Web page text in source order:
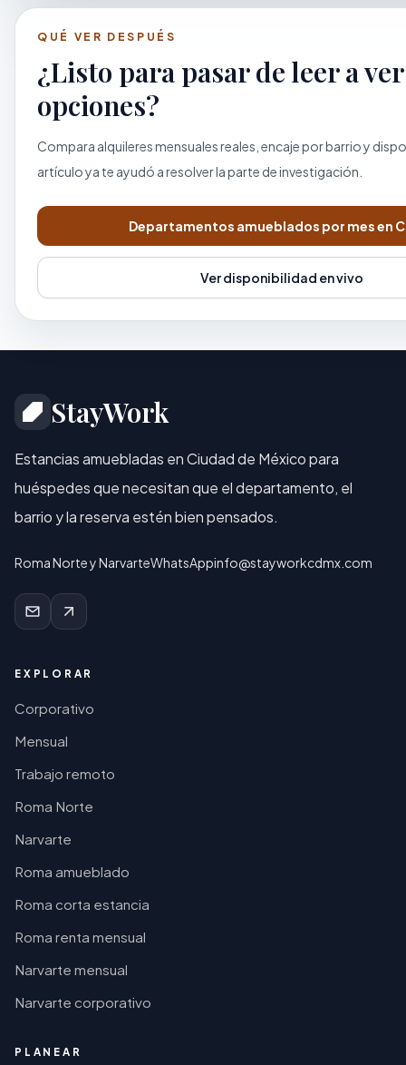
QUÉ VER DESPUÉS
¿Listo para pasar de leer a ver
opciones?
Compara alquileres mensuales reales, encaje por barrio y
artículo ya te ayudó a resolver la parte de investigación.
Departamentos amueblados por mes en
Ver disponibilidad en vivo
StayWork
Estancias amuebladas en Ciudad de México para
huéspedes que necesitan que el departamento, el
barrio y la reserva estén bien pensados.
Roma Norte y NarvarteWhatsAppinfo@stayworkcdmx.com
EXPLORAR
Corporativo
Mensual
Trabajo remoto
Roma Norte
Narvarte
Roma amueblado
Roma corta estancia
Roma renta mensual
Narvarte mensual
Narvarte corporativo
PLANEAR